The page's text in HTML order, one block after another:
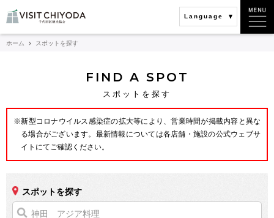
Language
ホーム スポットを探す
FIND A SPOT
スポットを探す
※新型コロナウイルス感染症の拡大等により、営業時間が掲載内容と異な
る場合がございます。最新情報については各店舗・施設の公式ウェブサ
イトにてご確認ください。
スポットを探す